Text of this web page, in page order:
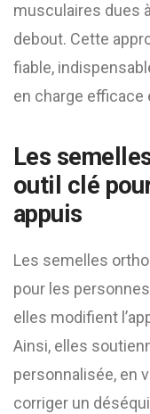
musculaires dues
debout. Cette
fiable,
en charge efficace
Les
outil clé
appuis
Les semelles
pour les
elles modifient
Ainsi, elles
personnalisée, en
corriger un